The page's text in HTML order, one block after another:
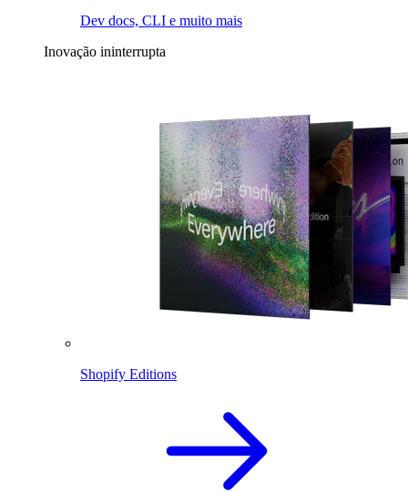
Dev docs, CLI e muito mais
Inovação ininterrupta
Shopify Editions